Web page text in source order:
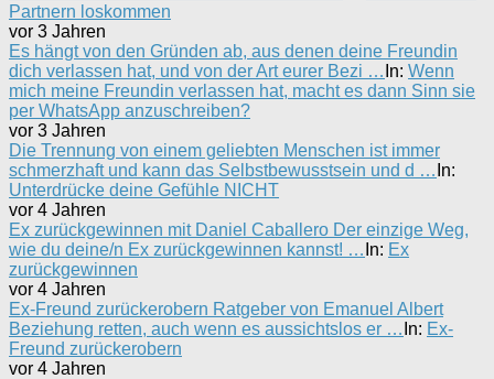
Partnern loskommen
vor 3 Jahren
Es hängt von den Gründen ab, aus denen deine Freundin
dich verlassen hat, und von der Art eurer Bezi … In: Wenn
mich meine Freundin verlassen hat, macht es dann Sinn sie
per WhatsApp anzuschreiben?
vor 3 Jahren
Die Trennung von einem geliebten Menschen ist immer
schmerzhaft und kann das Selbstbewusstsein und d … In:
Unterdrücke deine Gefühle NICHT
vor 4 Jahren
Ex zurückgewinnen mit Daniel Caballero Der einzige Weg,
wie du deine/n Ex zurückgewinnen kannst! … In: Ex
zurückgewinnen
vor 4 Jahren
Ex-Freund zurückerobern Ratgeber von Emanuel Albert
Beziehung retten, auch wenn es aussichtslos er … In: Ex-
Freund zurückerobern
vor 4 Jahren